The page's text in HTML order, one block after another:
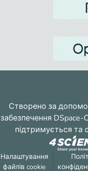
Створено за
забезпечення DSpace-
підтримується та
Налаштування
файлів cookie